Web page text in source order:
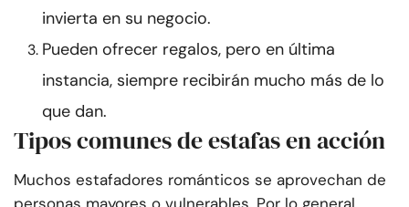
invierta en su negocio.
Pueden ofrecer regalos, pero en última
instancia, siempre recibirán mucho más de lo
que dan.
Tipos comunes de estafas en acción
Muchos estafadores románticos se aprovechan de